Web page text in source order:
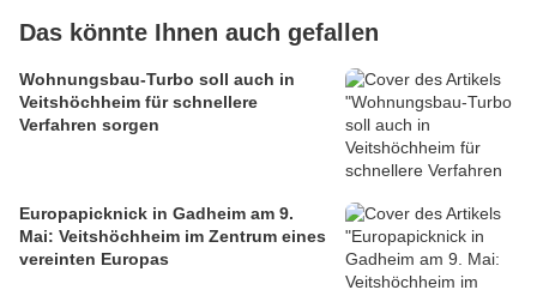
Das könnte Ihnen auch gefallen
Wohnungsbau-Turbo soll auch in
Veitshöchheim für schnellere
Verfahren sorgen
Europapicknick in Gadheim am 9.
Mai: Veitshöchheim im Zentrum eines
vereinten Europas